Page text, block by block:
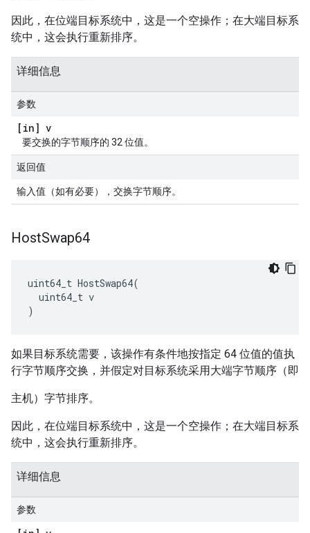
因此，在位端目标系统中，这是一个空操作；在大端目标系
统中，这会执行重新排序。
详细信息
参数
[in] v
要交换的字节顺序的 32 位值。
返回值
输入值（如有必要），交换字节顺序。
HostSwap64
uint64_t HostSwap64(
  uint64_t v
)
如果目标系统需要，该操作有条件地按指定 64 位值的值执
行字节顺序交换，并假定对目标系统采用大端字节顺序（即
主机）字节排序。
因此，在位端目标系统中，这是一个空操作；在大端目标系
统中，这会执行重新排序。
详细信息
参数